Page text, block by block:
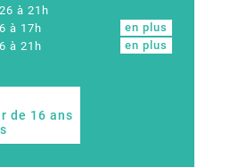
à 21h
à 17h
en plus
à 21h
en plus
de 16 ans